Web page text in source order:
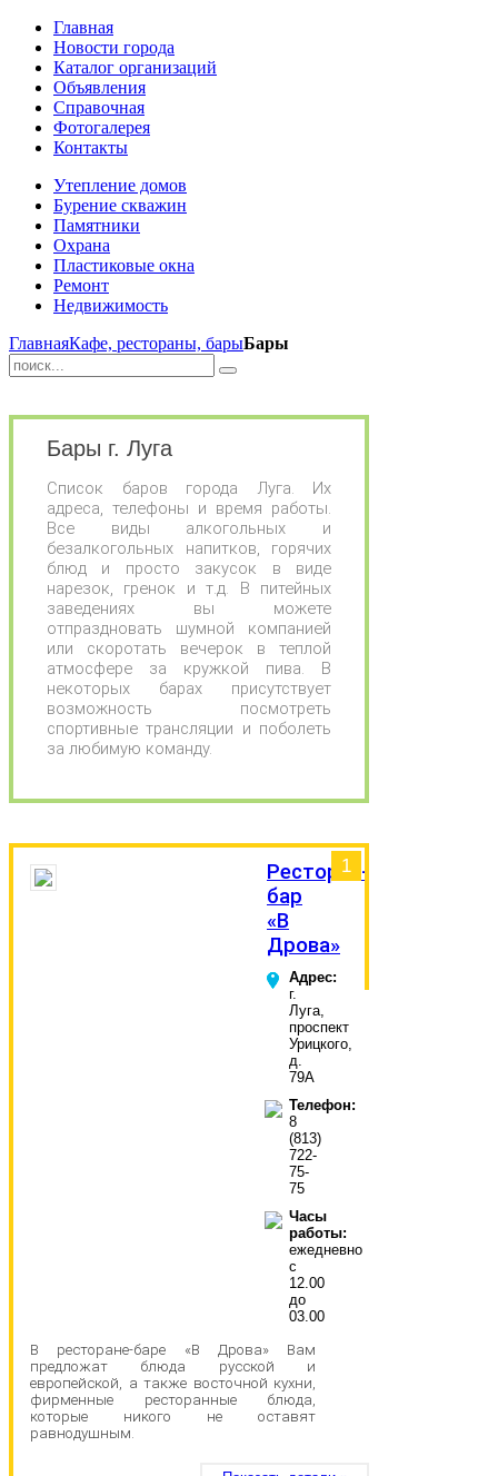
Главная
Новости города
Каталог организаций
Объявления
Справочная
Фотогалерея
Контакты
Утепление домов
Бурение скважин
Памятники
Охрана
Пластиковые окна
Ремонт
Недвижимость
ГлавнаяКафе, рестораны, барыБары
Бары г. Луга
Список баров города Луга. Их
адреса, телефоны и время работы.
Все виды алкогольных и
безалкогольных напитков, горячих
блюд и просто закусок в виде
нарезок, гренок и т.д. В питейных
заведениях вы можете
отпраздновать шумной компанией
или скоротать вечерок в теплой
атмосфере за кружкой пива. В
некоторых барах присутствует
возможность посмотреть
спортивные трансляции и поболеть
за любимую команду.
1
Ресторан-
бар
«В
Дрова»
Адрес:
г.
Луга,
проспект
Урицкого,
д.
79А
Телефон:
8
(813)
722-
75-
75
Часы
работы:
ежедневно
с
12.00
до
03.00
В ресторане-баре «В Дрова» Вам
предложат блюда русской и
европейской, а также восточной кухни,
фирменные ресторанные блюда,
которые никого не оставят
равнодушным.